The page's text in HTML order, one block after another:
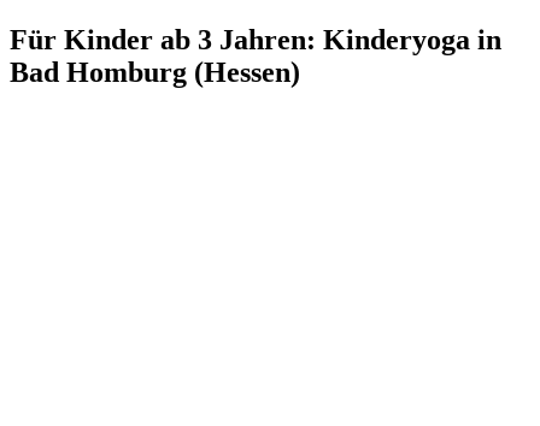
Für Kinder ab 3 Jahren: Kinderyoga in
Bad Homburg (Hessen)